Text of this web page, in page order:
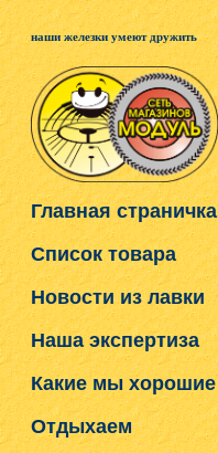
наши железки умеют дружить
Главная страничка
Список товара
Новости из лавки
Наша экспертиза
Какие мы хорошие
Отдыхаем